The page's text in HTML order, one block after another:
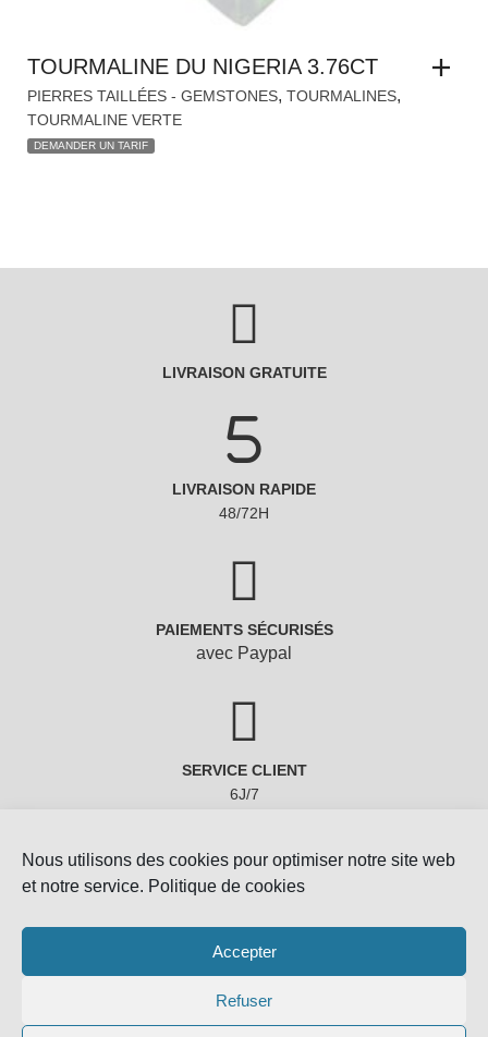
Nous utilisons des cookies pour optimiser notre site web
et notre service. Politique de cookies
Accepter
Refuser
TOURMALINE DU NIGERIA 3.76CT
PIERRES TAILLÉES - GEMSTONES, TOURMALINES,
TOURMALINE VERTE
DEMANDER UN TARIF
LIVRAISON GRATUITE
LIVRAISON RAPIDE
48/72H
PAIEMENTS SÉCURISÉS
avec Paypal
SERVICE CLIENT
6J/7